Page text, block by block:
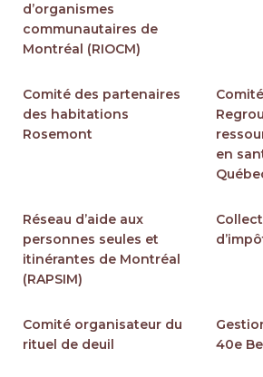
d’organismes
communautaires de
Montréal (RIOCM)
Comité des partenaires
des habitations
Rosemont
en
Réseau d’aide aux
personnes seules et
itinérantes de Montréal
(RAPSIM)
Comité organisateur du
rituel de deuil
40e